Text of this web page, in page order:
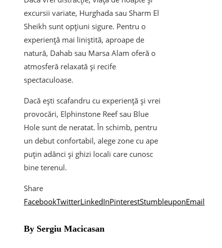
excursii variate, Hurghada sau Sharm El
Sheikh sunt opțiuni sigure. Pentru o
experiență mai liniștită, aproape de
natură, Dahab sau Marsa Alam oferă o
atmosferă relaxată și recife
spectaculoase.
Dacă ești scafandru cu experiență și vrei
provocări, Elphinstone Reef sau Blue
Hole sunt de neratat. În schimb, pentru
un debut confortabil, alege zone cu ape
puțin adânci și ghizi locali care cunosc
bine terenul.
Share
FacebookTwitterLinkedInPinterestStumbleuponEmail
By Sergiu Macicasan